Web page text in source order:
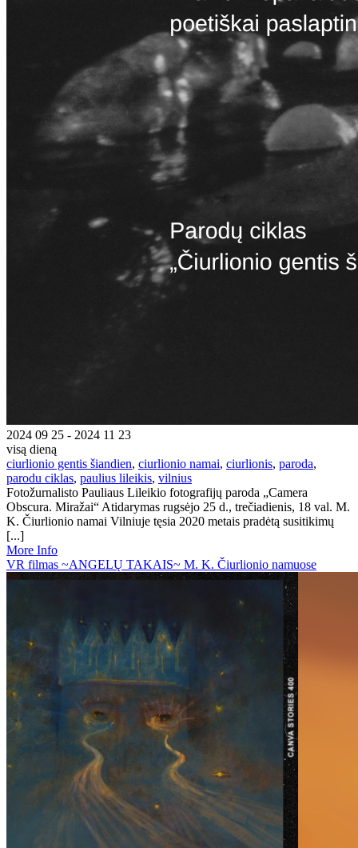
2024 09 25 - 2024 11 23
visą dieną
ciurlionio gentis šiandien, ciurlionio namai, ciurlionis, paroda,
parodu ciklas, paulius lileikis, vilnius
Fotožurnalisto Pauliaus Lileikio fotografijų paroda „Camera
Obscura. Miražai“ Atidarymas rugsėjo 25 d., trečiadienis, 18 val. M.
K. Čiurlionio namai Vilniuje tęsia 2020 metais pradėtą susitikimų
[...]
More Info
VR filmas ~ANGELŲ TAKAIS~ M. K. Čiurlionio namuose